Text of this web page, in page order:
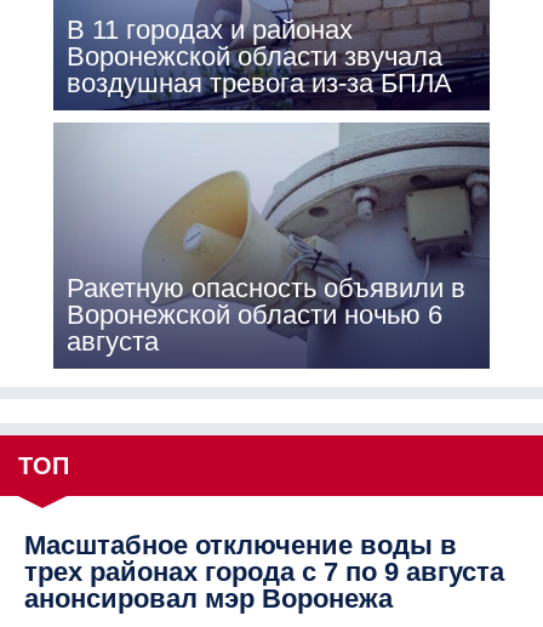
В 11 городах и районах
Воронежской области звучала
воздушная тревога из-за БПЛА
Ракетную опасность объявили в
Воронежской области ночью 6
августа
ТОП
Масштабное отключение воды в
трех районах города с 7 по 9 августа
анонсировал мэр Воронежа